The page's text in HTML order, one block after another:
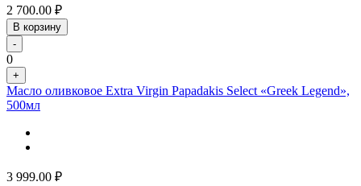
2 700.00 ₽
В корзину
-
0
+
Масло оливковое Extra Virgin Papadakis Select «Greek Legend»,
500мл
3 999.00 ₽